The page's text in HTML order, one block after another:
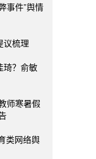
事件”舆情
议梳理
琦？俞敏
师寒暑假
类网络舆